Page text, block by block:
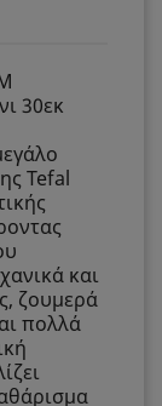
30εκ
Tefal
και
ζουμερά
πολλά